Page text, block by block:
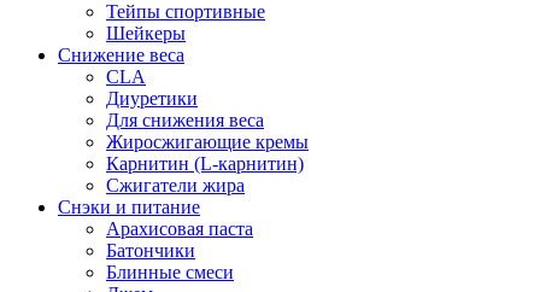
Тейпы спортивные
Шейкеры
Снижение веса
CLA
Диуретики
Для снижения веса
Жиросжигающие кремы
Карнитин (L-карнитин)
Сжигатели жира
Снэки и питание
Арахисовая паста
Батончики
Блинные смеси